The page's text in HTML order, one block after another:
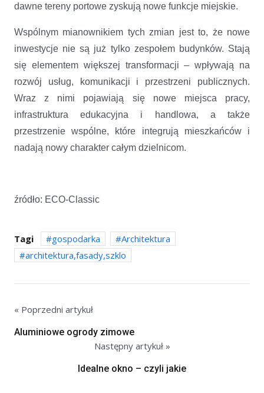
dawne tereny portowe zyskują nowe funkcje miejskie.
Wspólnym mianownikiem tych zmian jest to, że nowe
inwestycje nie są już tylko zespołem budynków. Stają
się elementem większej transformacji – wpływają na
rozwój usług, komunikacji i przestrzeni publicznych.
Wraz z nimi pojawiają się nowe miejsca pracy,
infrastruktura edukacyjna i handlowa, a także
przestrzenie wspólne, które integrują mieszkańców i
nadają nowy charakter całym dzielnicom.
źródło: ECO-Classic
Tagi gospodarka
Architektura
architektura,fasady,szklo
« Poprzedni artykuł
Aluminiowe ogrody zimowe
Następny artykuł »
Idealne okno – czyli jakie